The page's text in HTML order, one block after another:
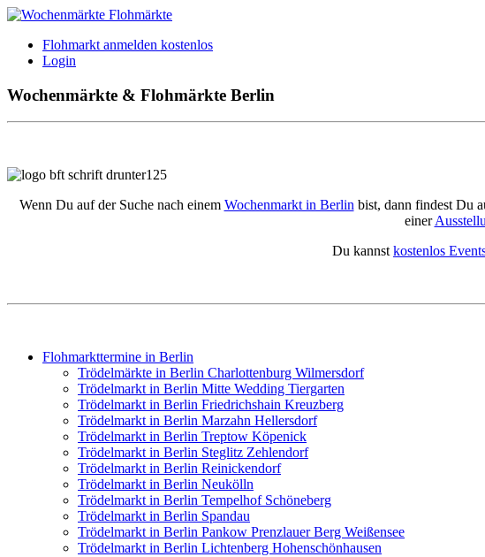
Flohmarkt anmelden kostenlos
Login
Wochenmärkte & Flohmärkte Berlin
Wenn Du auf der Suche nach einem Wochenmarkt in Berlinbist, dann findest Du
einer
Du kannstkostenlos
Flohmarkttermine in Berlin
Trödelmärkte in Berlin Charlottenburg Wilmersdorf
Trödelmarkt in Berlin Mitte Wedding Tiergarten
Trödelmarkt in Berlin Friedrichshain Kreuzberg
Trödelmarkt in Berlin Marzahn Hellersdorf
Trödelmarkt in Berlin Treptow Köpenick
Trödelmarkt in Berlin Steglitz Zehlendorf
Trödelmarkt in Berlin Reinickendorf
Trödelmarkt in Berlin Neukölln
Trödelmarkt in Berlin Tempelhof Schöneberg
Trödelmarkt in Berlin Spandau
Trödelmarkt in Berlin Pankow Prenzlauer Berg Weißensee
Trödelmarkt in Berlin Lichtenberg Hohenschönhausen